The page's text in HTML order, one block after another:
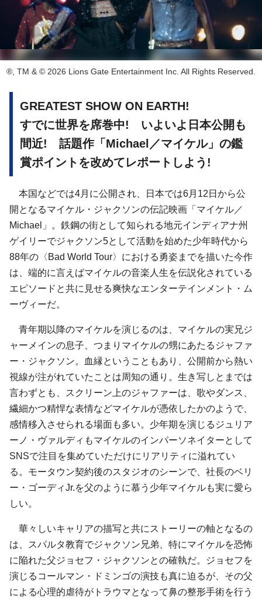
®, TM & © 2026 Lions Gate Entertainment Inc. All Rights Reserved.
GREATEST SHOW ON EARTH!
すでに世界を席巻中! いよいよ日本公開も
間近! 話題作「Michael／マイケル」の鑑
賞ポイントを改めてレポートしよう!
本国などでは4月に公開され、日本では6月12日から公
開となるマイケル・ジャクソンの伝記映画「マイケル／
Michael」。鉄鋼の街として知られる地元インディアナ州
ゲイリーでジャクソン5として活動を始めた少年時代から
88年の〈Bad World Tour〉における勇姿までを描いた今作
は、端的に言えばマイケルの音楽人生を伝説化されている
エピソードと共に見せる爽快なエンターテインメント・ム
ーヴィーだ。
青年期以降のマイケルを演じるのは、マイケルの実兄ジ
ャーメインの息子、つまりマイケルの甥にあたるジャファ
ー・ジャクソン。血縁ということもあり、公開前から熱い
視線が注がれていたことは周知の通り。生き写しとまでは
言わずとも、スクリーン上のジャファーは、歌やダンス、
繊細かつ精悍な表情などマイケルが憑依したかのようで、
感情移入させられる場面も多い。少年期を演じるジュリア
ーノ・ヴァルディもマイケルのインパーソネイターとして
SNSで注目を集めていただけにリアリティに溢れてい
る。モータウン契約後のスタジオのシーンで、社長のベリ
ー・ゴーディJr.を父のように慕う少年マイケルも実に愛ら
しい。
華々しいキャリアの描写と共にストーリーの軸となるの
は、スパルタ教育でジャクソン兄弟、特にマイケルを恐怖
に陥れた父ジョセフ・ジャクソンとの確執だ。ジョセフを
演じるコールマン・ドミンゴの演技も真に迫るが、その父
による心理的虐待がトラウマとなって鼻の整形手術を行う